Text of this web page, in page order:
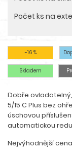
Počet ks na
-16 %
Skladem
Dobře
5/15 C Plus bez
úschovou
automatickou
Nejvýhodnější